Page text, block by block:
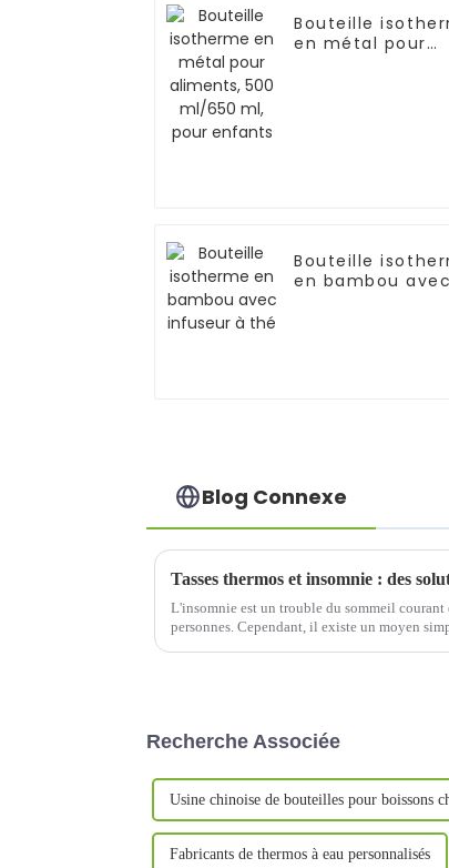
Bouteille
en métal pour
Bouteille
en bambou avec
Blog Connexe
L'insomnie est un trouble du sommeil
personnes. Cependant, il existe un moyen
Recherche Associée
Usine chinoise de bouteilles pour boissons
Fabricants de thermos à eau personnalisés